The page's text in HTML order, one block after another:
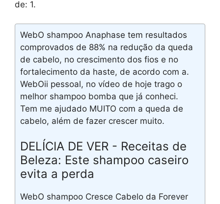
de: 1.
WebO shampoo Anaphase tem resultados
comprovados de 88% na redução da queda
de cabelo, no crescimento dos fios e no
fortalecimento da haste, de acordo com a.
WebOii pessoal, no vídeo de hoje trago o
melhor shampoo bomba que já conheci.
Tem me ajudado MUITO com a queda de
cabelo, além de fazer crescer muito.
DELÍCIA DE VER - Receitas de
Beleza: Este shampoo caseiro
evita a perda
WebO shampoo Cresce Cabelo da Forever